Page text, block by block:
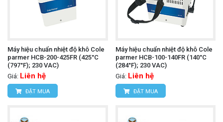
Máy hiệu chuẩn nhiệt độ khô Cole
parmer HCB-200-425FR (425°C
(797°F); 230 VAC)
Giá: Liên hệ
ĐẶT MUA
Máy hiệu chuẩn nhiệt độ khô Cole
parmer HCB-100-140FR (140°C
(284°F); 230 VAC)
Giá: Liên hệ
ĐẶT MUA